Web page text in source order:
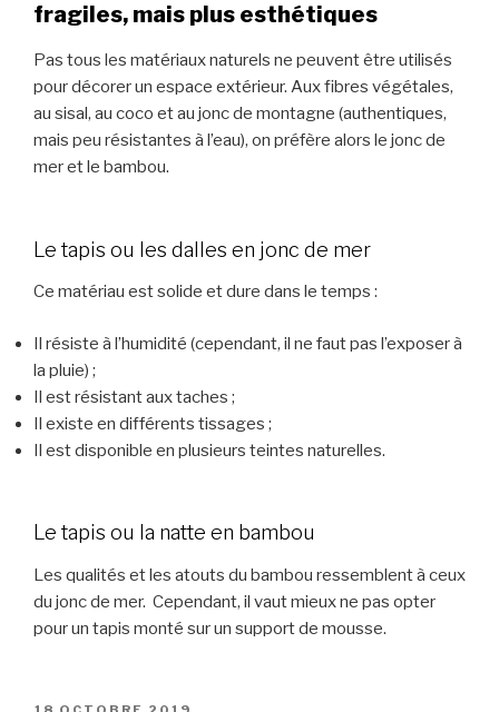
fragiles, mais plus esthétiques
Pas tous les matériaux naturels ne peuvent être utilisés
pour décorer un espace extérieur. Aux fibres végétales,
au sisal, au coco et au jonc de montagne (authentiques,
mais peu résistantes à l’eau), on préfère alors le jonc de
mer et le bambou.
Le tapis ou les dalles en jonc de mer
Ce matériau est solide et dure dans le temps :
Il résiste à l’humidité (cependant, il ne faut pas l’exposer à
la pluie) ;
Il est résistant aux taches ;
Il existe en différents tissages ;
Il est disponible en plusieurs teintes naturelles.
Le tapis ou la natte en bambou
Les qualités et les atouts du bambou ressemblent à ceux
du jonc de mer. Cependant, il vaut mieux ne pas opter
pour un tapis monté sur un support de mousse.